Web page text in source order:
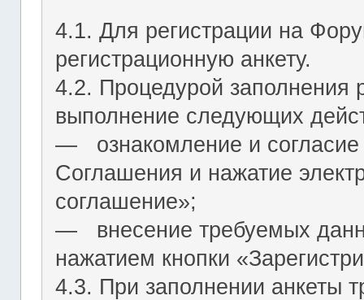
4.1. Для регистрации на
регистрационную анкету.
4.2. Процедурой заполнения
выполнение следующих
― ознакомление и согласие
Соглашения и нажатие
соглашение»;
― внесение требуемых
нажатием кнопки
4.3. При заполнении анкеты